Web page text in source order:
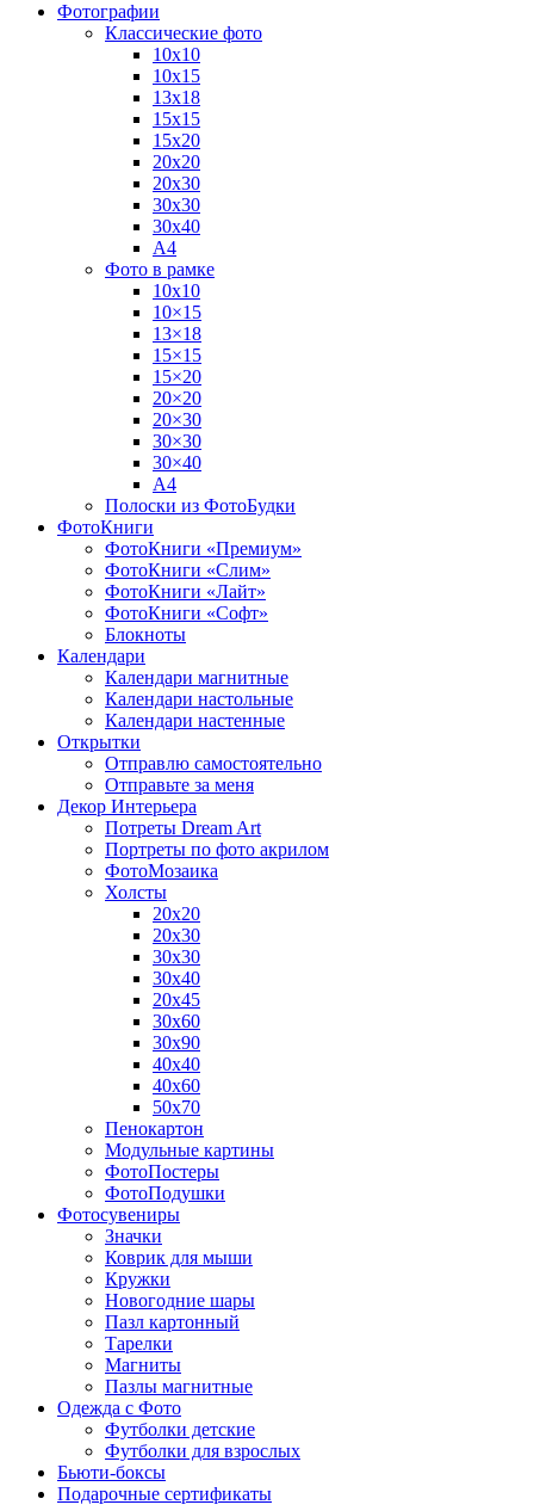
Фотографии
Классические фото
10х10
10х15
13х18
15х15
15х20
20х20
20х30
30х30
30х40
А4
Фото в рамке
10х10
10×15
13×18
15×15
15×20
20×20
20×30
30×30
30×40
A4
Полоски из ФотоБудки
ФотоКниги
ФотоКниги «Премиум»
ФотоКниги «Слим»
ФотоКниги «Лайт»
ФотоКниги «Софт»
Блокноты
Календари
Календари магнитные
Календари настольные
Календари настенные
Открытки
Отправлю самостоятельно
Отправьте за меня
Декор Интерьера
Потреты Dream Art
Портреты по фото акрилом
ФотоМозаика
Холсты
20х20
20х30
30х30
30х40
20х45
30х60
30х90
40х40
40х60
50х70
Пенокартон
Модульные картины
ФотоПостеры
ФотоПодушки
Фотоcувениры
Значки
Коврик для мыши
Кружки
Новогодние шары
Пазл картонный
Тарелки
Магниты
Пазлы магнитные
Одежда с Фото
Футболки детские
Футболки для взрослых
Бьюти-боксы
Подарочные сертификаты